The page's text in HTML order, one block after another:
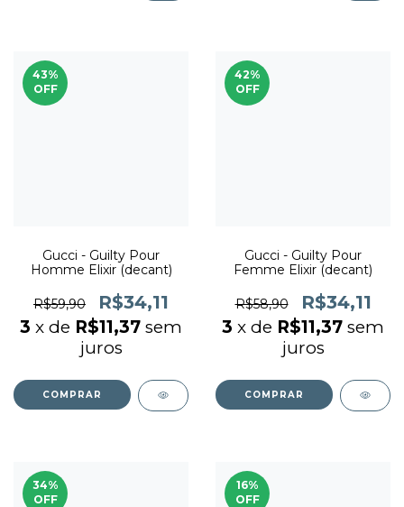
43%
OFF
Gucci - Guilty Pour
Homme Elixir (decant)
R$59,90 R$34,11
3 x de R$11,37 sem
juros
COMPRAR
42%
OFF
Gucci - Guilty Pour
Femme Elixir (decant)
R$58,90 R$34,11
3 x de R$11,37 sem
juros
COMPRAR
34%
OFF
16%
OFF